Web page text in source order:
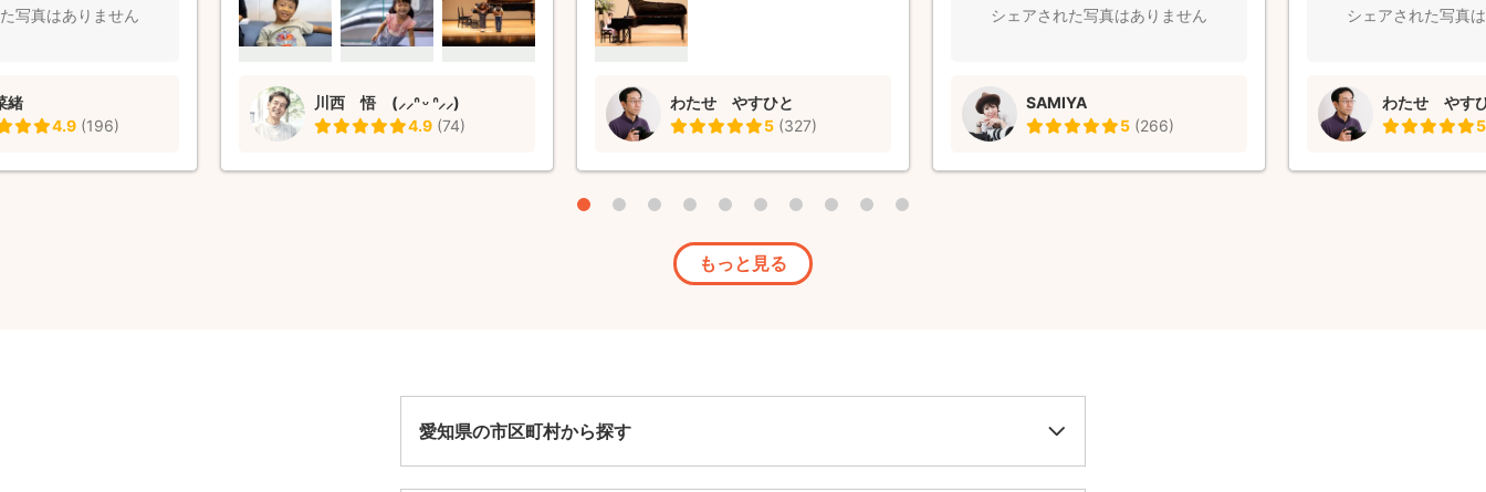
写真はありません
緒
4.9 (196)
発表会が終わった後にお外でリラックスし
た表情などもカメラにおさめて頂き、とて
て、予め撮影場所を見て良い撮影スポット
を確認して頂いているようです。 入念な
です。主人も、さすがプロだねと喜んでい
川西 悟 (⸝⸝ᐢ ᵕ ᐢ⸝⸝)
4.9 (74)
す。ありがとうございました。またよろし
くお願いいたします。
わたせ やすひと
5 (327)
それぞれの記念撮影や、兄夫婦の子供達の
したいと思いました。 素敵な写真ありが
とうございました。
シェアされた写真はありません
SAMIYA
5 (266)
いました。 ただ写真を
ん来る？」と楽しみに
見知りをすることもあ
った表情を見せていて、
シェアされた写真
わたせ やす
5
もっと見る
愛知県の市区町村から探す